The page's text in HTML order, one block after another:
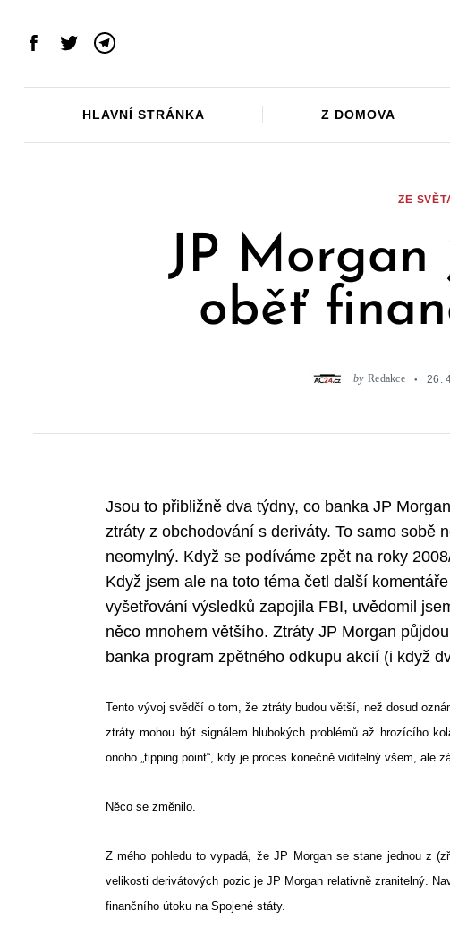
Facebook
TwitterTelegram
HLAVNÍ STRÁNKA Z DOMOVA
ZE
JP Morgan
oběť
by Redakce 26.
Jsou to přibližně dva týdny, co banka JP
ztráty z obchodování s deriváty. To samo sobě
neomylný. Když se podíváme zpět na roky
Když jsem ale na toto téma četl další
vyšetřování výsledků zapojila FBI, uvědomil
něco mnohem většího. Ztráty JP Morgan
banka program zpětného odkupu akcií (i když
Tento vývoj svědčí o tom, že ztráty budou větší, než dosud
ztráty mohou být signálem hlubokých problémů až hrozícího
onoho „tipping point“, kdy je proces konečně viditelný všem, ale
Něco se změnilo.
Z mého pohledu to vypadá, že JP Morgan se stane jednou z
velikosti derivátových pozic je JP Morgan relativně zranitelný.
finančního útoku na Spojené státy.